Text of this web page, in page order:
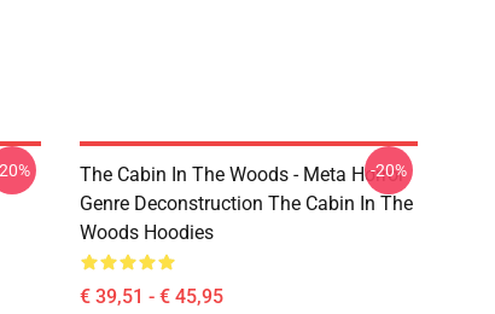
The Cabin In The Woods - Meta Horror
Genre Deconstruction The Cabin In The
Woods Hoodies
€ 39,51 - € 45,95
-20%